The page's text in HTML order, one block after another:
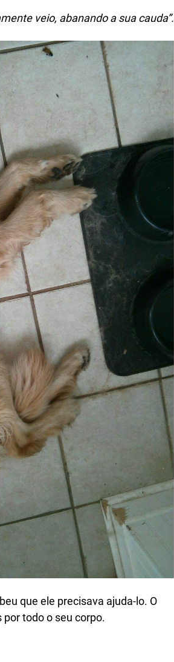
veio, abanando a sua cauda”.
que ele precisava ajuda-lo. O
todo o seu corpo.